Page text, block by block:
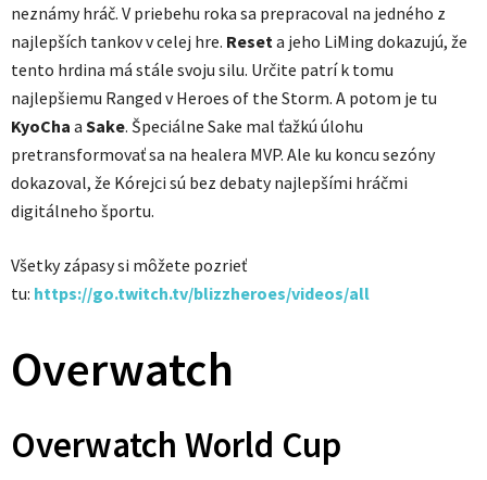
neznámy hráč. V priebehu roka sa prepracoval na jedného z
najlepších tankov v celej hre. Reset a jeho LiMing dokazujú, že
tento hrdina má stále svoju silu. Určite patrí k tomu
najlepšiemu Ranged v Heroes of the Storm. A potom je tu
KyoCha a Sake. Špeciálne Sake mal ťažkú úlohu
pretransformovať sa na healera MVP. Ale ku koncu sezóny
dokazoval, že Kórejci sú bez debaty najlepšími hráčmi
digitálneho športu.
Všetky zápasy si môžete pozrieť
tu: https://go.twitch.tv/blizzheroes/videos/all
Overwatch
Overwatch World Cup